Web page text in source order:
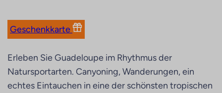
Geschenkkarte
Erleben Sie Guadeloupe im Rhythmus der
Natursportarten. Canyoning, Wanderungen, ein
echtes Eintauchen in eine der schönsten tropischen